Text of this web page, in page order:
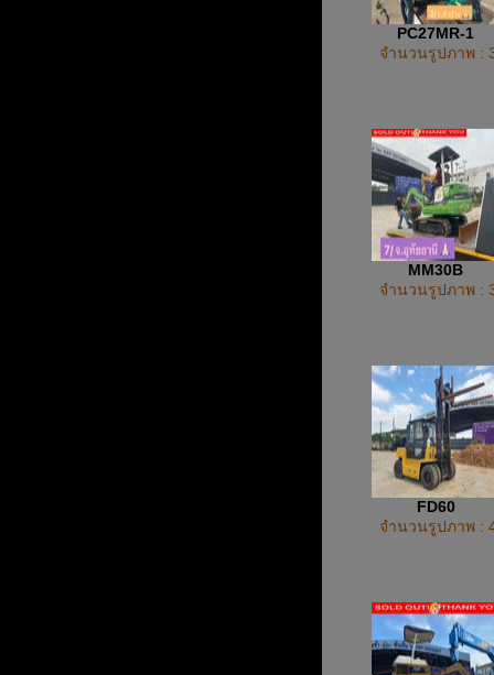
PC27MR-1
จำนวนรูปภาพ :
MM30B
จำนวนรูปภาพ :
FD60
จำนวนรูปภาพ :